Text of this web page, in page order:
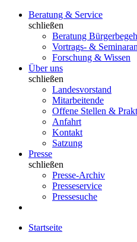
Beratung & Service
schließen
Beratung
Vortrags- &
Forschung & Wissen
Über uns
schließen
Landesvorstand
Mitarbeitende
Offene Stellen &
Anfahrt
Kontakt
Satzung
Presse
schließen
Presse-Archiv
Presseservice
Pressesuche
Startseite